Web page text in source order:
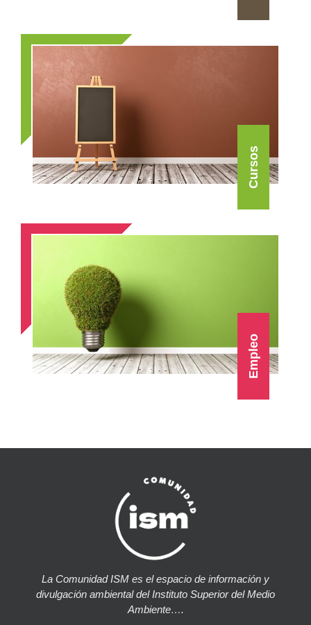
Cursos
Empleo
La Comunidad ISM es el espacio de información y
divulgación ambiental del Instituto Superior del Medio
Ambiente….